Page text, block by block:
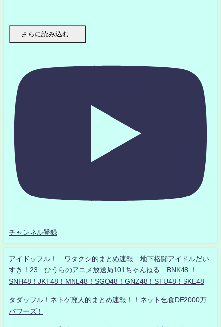
さらに読み込む...
チャンネル登録
アイドッフル！ ワタクシ的まとめ速報 地下格闘アイドルだい
すき！23 ひうらのアニメ放送局101ちゃんねる BNK48 ！
SNH48！JKT48！MNL48！SGO48！GNZ48！STU48！SKE48
タダッフル！ネトゲ廃人的まとめ速報！！ネット乞食DE2000万
パワーズ！